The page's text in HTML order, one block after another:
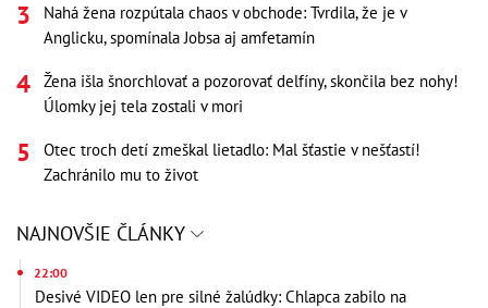
Nahá žena rozpútala chaos v obchode: Tvrdila, že je v
Anglicku, spomínala Jobsa aj amfetamín
Žena išla šnorchlovať a pozorovať delfíny, skončila bez nohy!
Úlomky jej tela zostali v mori
Otec troch detí zmeškal lietadlo: Mal šťastie v nešťastí!
Zachránilo mu to život
NAJNOVŠIE ČLÁNKY
22:00
Desivé VIDEO len pre silné žalúdky: Chlapca zabilo na